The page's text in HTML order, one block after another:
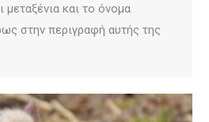
μεταξένια και το όνομα
στην περιγραφή αυτής της